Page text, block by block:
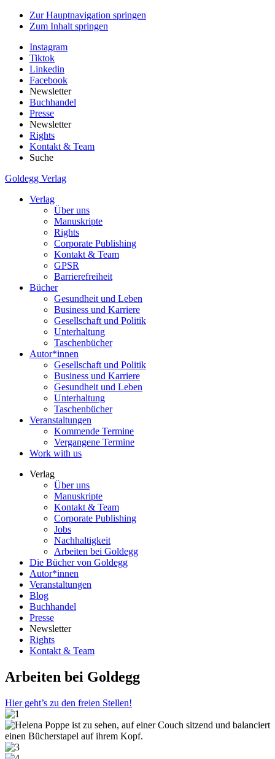
Zur Hauptnavigation springen
Zum Inhalt springen
Instagram
Tiktok
Linkedin
Facebook
Newsletter
Buchhandel
Presse
Newsletter
Rights
Kontakt & Team
Suche
Goldegg Verlag
Verlag
Über uns
Manuskripte
Rights
Corporate Publishing
Kontakt & Team
GPSR
Barrierefreiheit
Bücher
Gesundheit und Leben
Business und Karriere
Gesellschaft und Politik
Unterhaltung
Taschenbücher
Autor*innen
Gesellschaft und Politik
Business und Karriere
Gesundheit und Leben
Unterhaltung
Taschenbücher
Veranstaltungen
Kommende Termine
Vergangene Termine
Work with us
Verlag
Über uns
Manuskripte
Kontakt & Team
Corporate Publishing
Jobs
Nachhaltigkeit
Arbeiten bei Goldegg
Die Bücher von Goldegg
Autor*innen
Veranstaltungen
Blog
Buchhandel
Presse
Newsletter
Rights
Kontakt & Team
Arbeiten bei Goldegg
Hier geht’s zu den freien Stellen!